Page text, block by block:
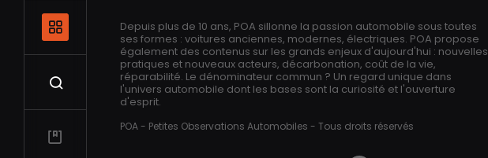
Navigation principale et les catégories
Recherche
Mes vidéos
Depuis plus de 10 ans, POA sillonne la passion automobile sous toutes
ses formes : voitures anciennes, modernes, électriques. POA propose
également des contenus sur les grands enjeux d'aujourd'hui : nouvelles
pratiques et nouveaux acteurs, décarbonation, coût de la vie,
réparabilité. Le dénominateur commun ? Un regard unique dans
l'univers automobile dont les bases sont la curiosité et l'ouverture
d'esprit.
POA - Petites Observations Automobiles - Tous droits réservés